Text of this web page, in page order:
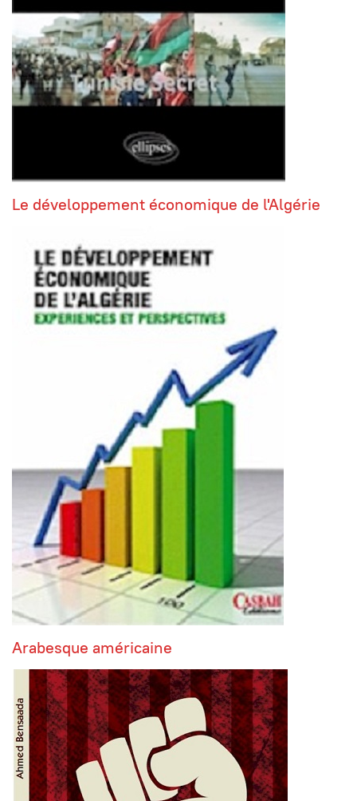
Le développement économique de l'Algérie
Arabesque américaine